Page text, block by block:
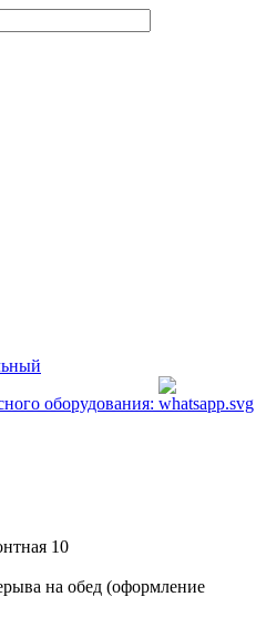
оборудования:
10
на обед (оформление